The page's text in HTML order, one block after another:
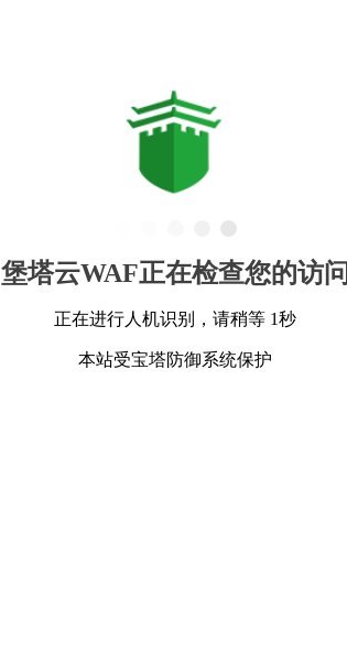
堡塔云WAF正在检查您的访问
正在进行人机识别，请稍等 1秒
本站受宝塔防御系统保护